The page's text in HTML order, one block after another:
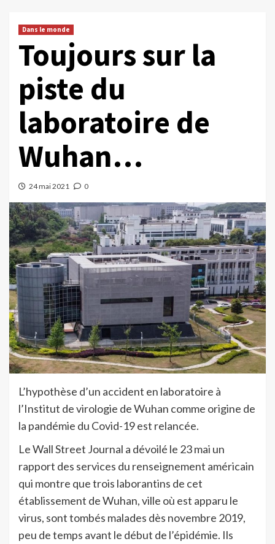
Dans le monde
Toujours sur la
piste du
laboratoire de
Wuhan…
24 mai 2021 0
L’hypothèse d’un accident en laboratoire à
l’Institut de virologie de Wuhan comme origine de
la pandémie du Covid-19 est relancée.
Le Wall Street Journal a dévoilé le 23 mai un
rapport des services du renseignement américain
qui montre que trois laborantins de cet
établissement de Wuhan, ville où est apparu le
virus, sont tombés malades dès novembre 2019,
peu de temps avant le début de l’épidémie. Ils